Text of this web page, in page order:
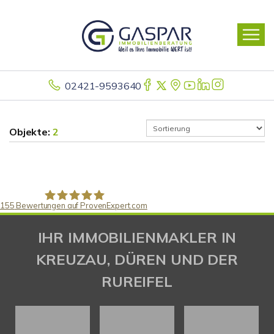
02421-9593640
Objekte: 2
Gaspar Immobilienberatung
155 Bewertungen auf ProvenExpert.com
IHR IMMOBILIENMAKLER IN
KREUZAU, DÜREN UND DER
RUREIFEL